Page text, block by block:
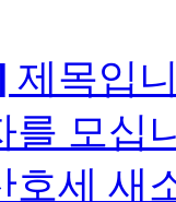
제목입
를 모십
호세 새